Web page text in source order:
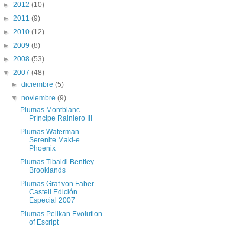
► 2012 (10)
► 2011 (9)
► 2010 (12)
► 2009 (8)
► 2008 (53)
▼ 2007 (48)
►diciembre(5)
▼noviembre(9)
Plumas Montblanc
Príncipe Rainiero III
Plumas Waterman
Serenite Maki-e
Phoenix
Plumas Tibaldi Bentley
Brooklands
Plumas Graf von Faber-
Castell Edición
Especial 2007
Plumas Pelikan Evolution
of Escript